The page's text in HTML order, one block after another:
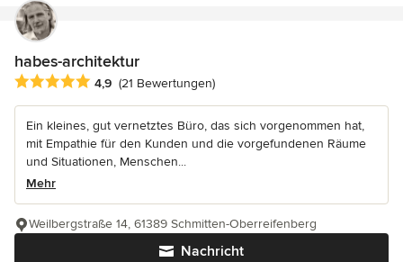
habes-architektur
Durchschnittliche Bewertung: 4.9 von 5 Sternen
4,9 (21 Bewertungen)
Ein kleines, gut vernetztes Büro, das sich vorgenommen hat,
mit Empathie für den Kunden und die vorgefundenen Räume
und Situationen, Menschen...
Mehr
Nachricht
Weilbergstraße 14, 61389 Schmitten-Oberreifenberg